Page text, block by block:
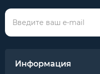
Информация